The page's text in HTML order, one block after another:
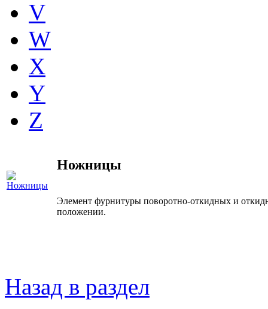
V
W
X
Y
Z
Ножницы
Элемент фурнитуры поворотно-откидных и
положении.
Назад в раздел